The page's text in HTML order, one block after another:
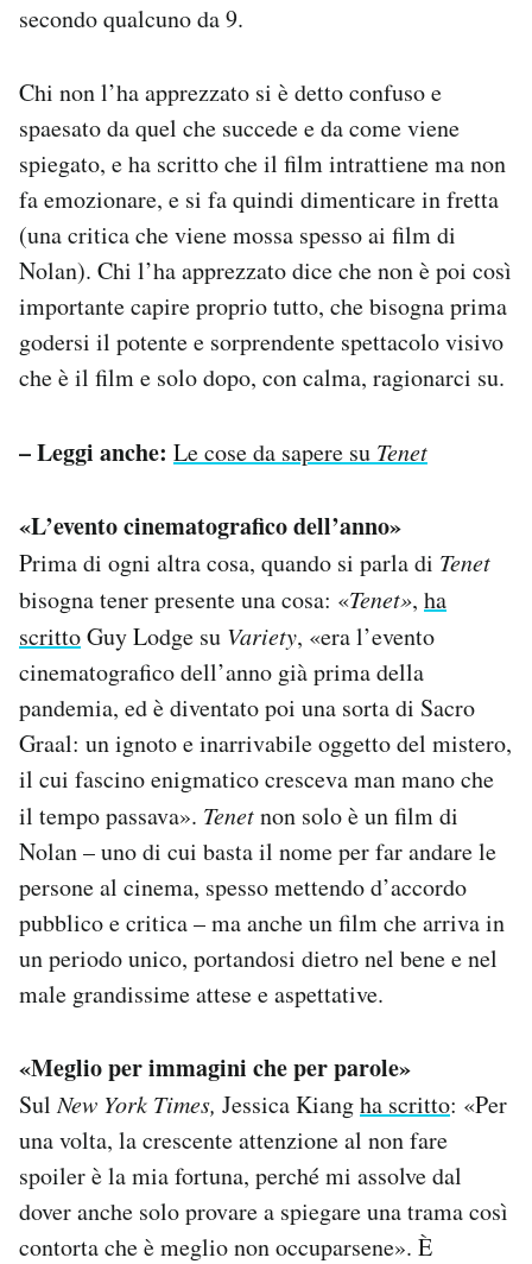
secondo qualcuno da 9.
Chi non l’ha apprezzato si è detto confuso e
spaesato da quel che succede e da come viene
spiegato, e ha scritto che il film intrattiene ma non
fa emozionare, e si fa quindi dimenticare in fretta
(una critica che viene mossa spesso ai film di
Nolan). Chi l’ha apprezzato dice che non è poi così
importante capire proprio tutto, che bisogna prima
godersi il potente e sorprendente spettacolo visivo
che è il film e solo dopo, con calma, ragionarci su.
– Leggi anche: Le cose da sapere su Tenet
«L’evento cinematografico dell’anno»
Prima di ogni altra cosa, quando si parla di Tenet
bisogna tener presente una cosa: «Tenet», ha
scrittoGuy Lodge su Variety, «era l’evento
cinematografico dell’anno già prima della
pandemia, ed è diventato poi una sorta di Sacro
Graal: un ignoto e inarrivabile oggetto del mistero,
il cui fascino enigmatico cresceva man mano che
il tempo passava». Tenetnon solo è un film di
Nolan – uno di cui basta il nome per far andare le
persone al cinema, spesso mettendo d’accordo
pubblico e critica – ma anche un film che arriva in
un periodo unico, portandosi dietro nel bene e nel
male grandissime attese e aspettative.
«Meglio per immagini che per parole»
SulNew York Times, Jessica Kiangha scritto: «Per
una volta, la crescente attenzione al non fare
spoiler è la mia fortuna, perché mi assolve dal
dover anche solo provare a spiegare una trama così
contorta che è meglio non occuparsene». È